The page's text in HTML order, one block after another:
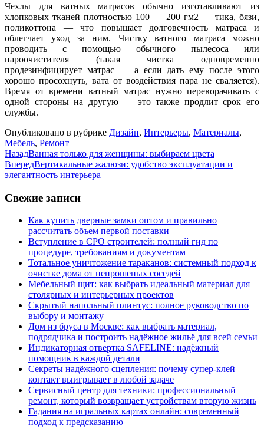
Чехлы для ватных матрасов обычно изготавливают из
хлопковых тканей плотностью 100 — 200 гм2 — тика, бязи,
поликоттона — что повышает долговечность матраса и
облегчает уход за ним. Чистку ватного матраса можно
проводить с помощью обычного пылесоса или
пароочистителя (такая чистка одновременно
продезинфицирует матрас — а если дать ему после этого
хорошо просохнуть, вата от воздействия пара не сваляется).
Время от времени ватный матрас нужно переворачивать с
одной стороны на другую — это также продлит срок его
службы.
Опубликовано в рубрике Дизайн, Интерьеры, Материалы,
Мебель, Ремонт
НазадВанная только для женщины: выбираем цвета
ВпередВертикальные жалюзи: удобство эксплуатации и
элегантность интерьера
Свежие записи
Как купить дверные замки оптом и правильно
рассчитать объем первой поставки
Вступление в СРО строителей: полный гид по
процедуре, требованиям и документам
Тотальное уничтожение тараканов: системный подход к
очистке дома от непрошеных соседей
Мебельный щит: как выбрать идеальный материал для
столярных и интерьерных проектов
Скрытый напольный плинтус: полное руководство по
выбору и монтажу
Дом из бруса в Москве: как выбрать материал,
подрядчика и построить надёжное жильё для всей семьи
Индикаторная отвертка SAFELINE: надёжный
помощник в каждой детали
Секреты надёжного сцепления: почему супер‑клей
контакт выигрывает в любой задаче
Сервисный центр для техники: профессиональный
ремонт, который возвращает устройствам вторую жизнь
Гадания на игральных картах онлайн: современный
подход к предсказанию